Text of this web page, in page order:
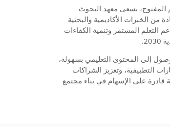
المفتوح، يسعى معهد البحوث
من الخبرات الأكاديمية والبحثية
التعلم المستمر وتنمية الكفاءات
إلى المحتوى التعليمي بسهولة،
التطبيقية، وتعزيز الشراكات
قادرة على الإسهام في بناء مجتمع